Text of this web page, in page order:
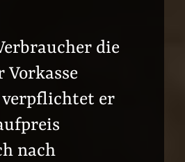
die
Vorkasse
verpflichtet er
nach